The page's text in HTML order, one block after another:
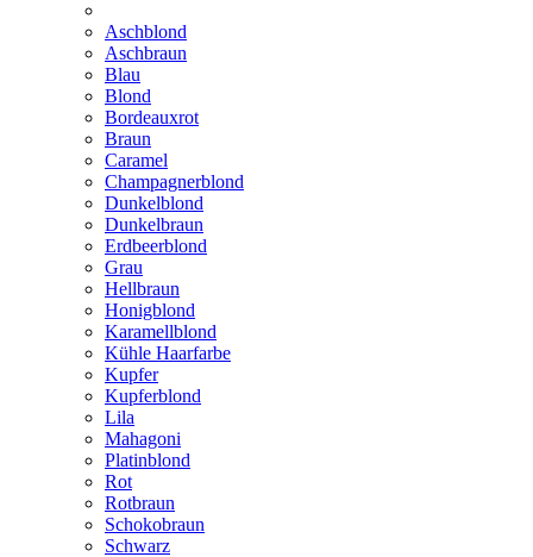
Aschblond
Aschbraun
Blau
Blond
Bordeauxrot
Braun
Caramel
Champagnerblond
Dunkelblond
Dunkelbraun
Erdbeerblond
Grau
Hellbraun
Honigblond
Karamellblond
Kühle Haarfarbe
Kupfer
Kupferblond
Lila
Mahagoni
Platinblond
Rot
Rotbraun
Schokobraun
Schwarz